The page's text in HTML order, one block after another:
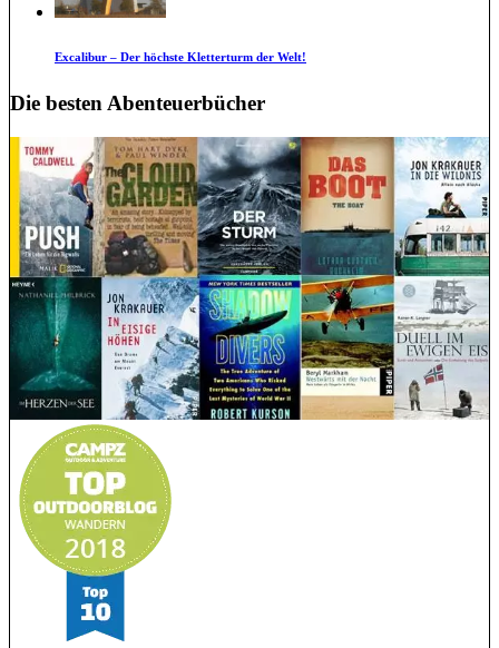
Excalibur – Der höchste Kletterturm der Welt!
Die besten Abenteuerbücher